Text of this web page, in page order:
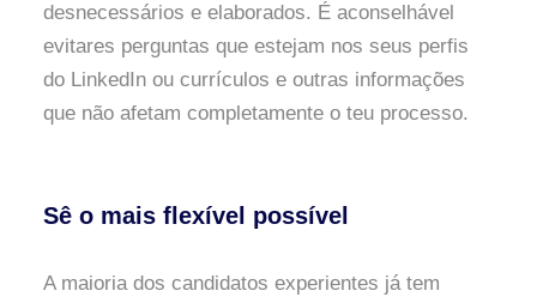
desnecessários e elaborados. É aconselhável
evitares perguntas que estejam nos seus perfis
do LinkedIn ou currículos e outras informações
que não afetam completamente o teu processo.
Sê o mais flexível possível
A maioria dos candidatos experientes já tem